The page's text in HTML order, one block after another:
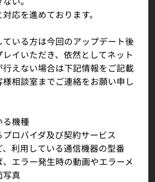
応を進めております。
いる方は今回のアップデート後
イいただき、依然としてネット
行えない場合は下記情報をご記載
相談室までご連絡をお願い申し
る機種
プロバイダ及び契約サービス
、利用している通信機器の型番
、エラー発生時の動画やエラーメ
写真